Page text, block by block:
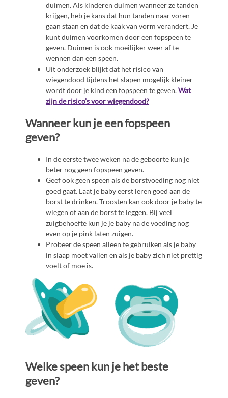
duimen. Als kinderen duimen wanneer ze tanden
krijgen, heb je kans dat hun tanden naar voren
gaan staan en dat de kaak van vorm verandert. Je
kunt duimen voorkomen door een fopspeen te
geven. Duimen is ook moeilijker weer af te
wennen dan een speen.
Uit onderzoek blijkt dat het risico van
wiegendood tijdens het slapen mogelijk kleiner
wordt door je kind een fopspeen te geven.Wat
zijn de risico’s voor wiegendood?
Wanneer kun je een fopspeen
geven?
In de eerste twee weken na de geboorte kun je
beter nog geen fopspeen geven.
Geef ook geen speen als de borstvoeding nog niet
goed gaat. Laat je baby eerst leren goed aan de
borst te drinken. Troosten kan ook door je baby te
wiegen of aan de borst te leggen. Bij veel
zuigbehoefte kun je je baby na de voeding nog
even op je pink laten zuigen.
Probeer de speen alleen te gebruiken als je baby
in slaap moet vallen en als je baby zich niet prettig
voelt of moe is.
Welke speen kun je het beste
geven?